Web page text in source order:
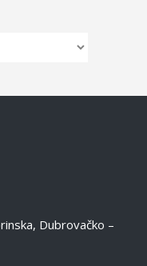
Dubrovačko –